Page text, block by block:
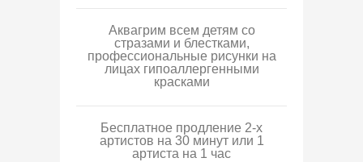
Аквагрим всем детям со
стразами и блестками,
профессиональные рисунки на
лицах гипоаллергенными
красками
Бесплатное продление 2-х
артистов на 30 минут или 1
артиста на 1 час